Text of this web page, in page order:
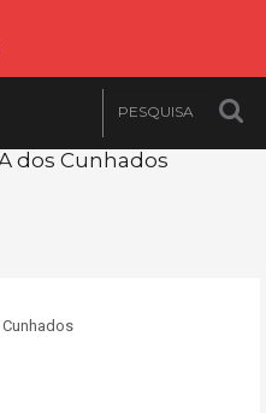
dos Cunhados